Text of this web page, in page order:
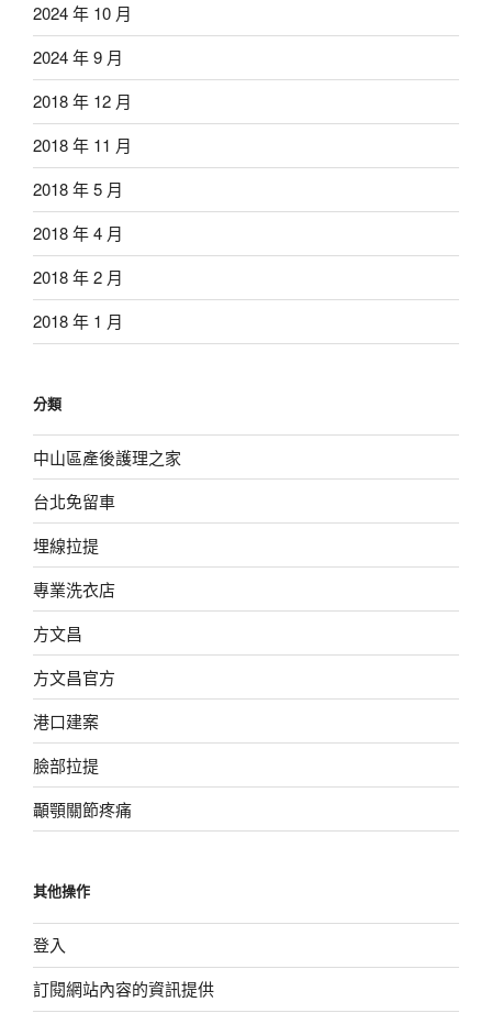
2024 年 10 月
2024 年 9 月
2018 年 12 月
2018 年 11 月
2018 年 5 月
2018 年 4 月
2018 年 2 月
2018 年 1 月
分類
中山區產後護理之家
台北免留車
埋線拉提
專業洗衣店
方文昌
方文昌官方
港口建案
臉部拉提
顳顎關節疼痛
其他操作
登入
訂閱網站內容的資訊提供